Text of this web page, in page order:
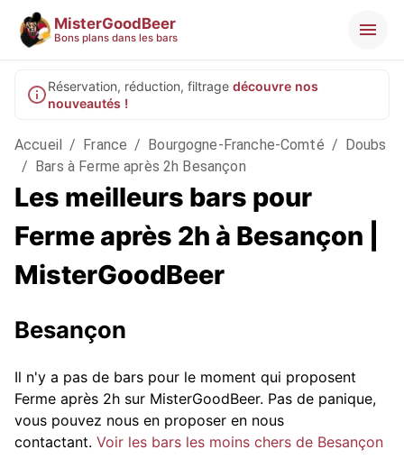
MisterGoodBeer
Bons plans dans les bars
Réservation, réduction, filtrage découvre nos
nouveautés !
Accueil / France / Bourgogne-Franche-Comté / Doubs
/ Bars à Ferme après 2h Besançon
Les meilleurs bars pour
Ferme après 2h à Besançon |
MisterGoodBeer
Besançon
Il n'y a pas de bars pour le moment qui proposent
Ferme après 2h sur MisterGoodBeer. Pas de panique,
vous pouvez nous en proposer en nous
contactant. Voir les bars les moins chers de Besançon